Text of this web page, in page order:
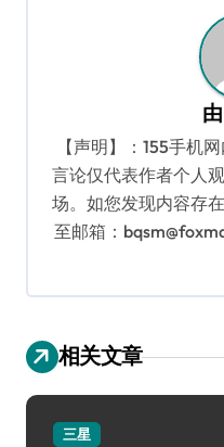
由
【声明】：155手机
言论仅代表作者个人
场。如您发现内容存
至邮箱：
相关文章
三星